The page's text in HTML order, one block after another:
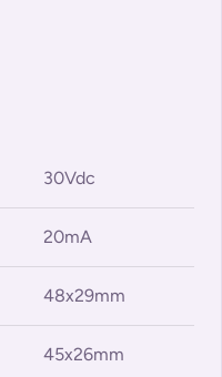
30Vdc
20mA
48x29mm
45x26mm